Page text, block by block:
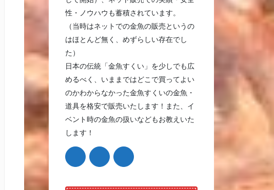
性・ノウハウも蓄積されています。
（当時はネットでの金魚の販売というの
はほとんど無く、めずらしい存在でし
た）
日本の伝統「金魚すくい」を少しでも広
めるべく、いままではどこで買ってよい
のかわからなかった金魚すくいの金魚・
道具を格安で販売いたします！また、イ
ベント時の金魚の扱いなどもお教えいた
します！